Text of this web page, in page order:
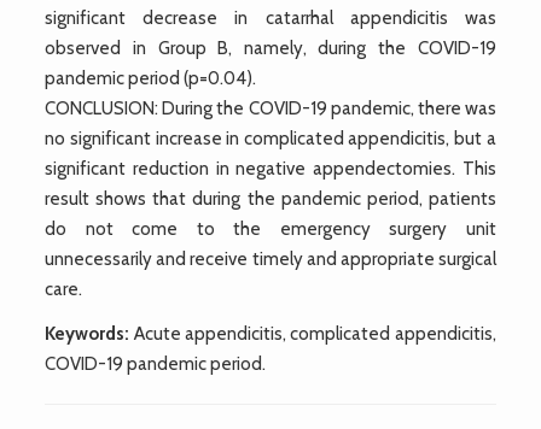
significant decrease in catarrhal appendicitis was
observed in Group B, namely, during the COVID-19
pandemic period (p=0.04).
CONCLUSION: During the COVID-19 pandemic, there was
no significant increase in complicated appendicitis, but a
significant reduction in negative appendectomies. This
result shows that during the pandemic period, patients
do not come to the emergency surgery unit
unnecessarily and receive timely and appropriate surgical
care.
Keywords: Acute appendicitis, complicated appendicitis,
COVID-19 pandemic period.